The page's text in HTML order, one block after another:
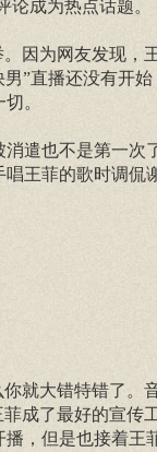
论成为热点话题。
因为网友发现，
”直播还没有开始
。
遣也不是第一次
王菲的歌时调侃
就大错特错了。
成了最好的宣传
，但是也接着王